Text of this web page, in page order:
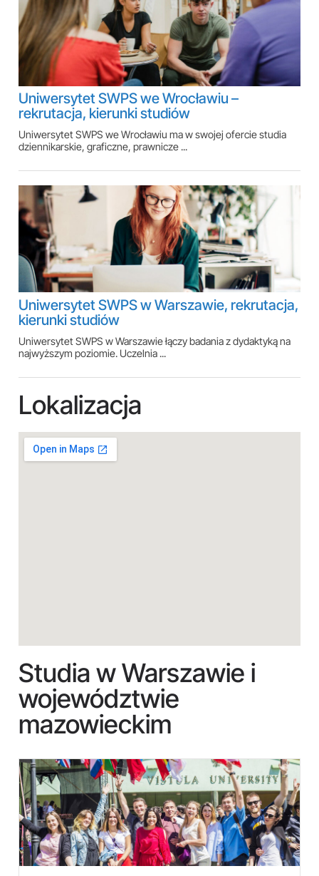
Uniwersytet SWPS we Wrocławiu –
rekrutacja, kierunki studiów
Uniwersytet SWPS we Wrocławiu ma w swojej ofercie studia
dziennikarskie, graficzne, prawnicze ...
Uniwersytet SWPS w Warszawie, rekrutacja,
kierunki studiów
Uniwersytet SWPS w Warszawie łączy badania z dydaktyką na
najwyższym poziomie. Uczelnia ...
Lokalizacja
Studia w Warszawie i
województwie
mazowieckim